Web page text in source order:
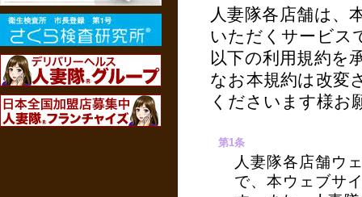
人妻隊各店舗は、
いただくサービス
以下の利用規約を
なお本規約は改変
くださいます様お
第1条
人妻隊各店舗ウ
で、本ウェブサ